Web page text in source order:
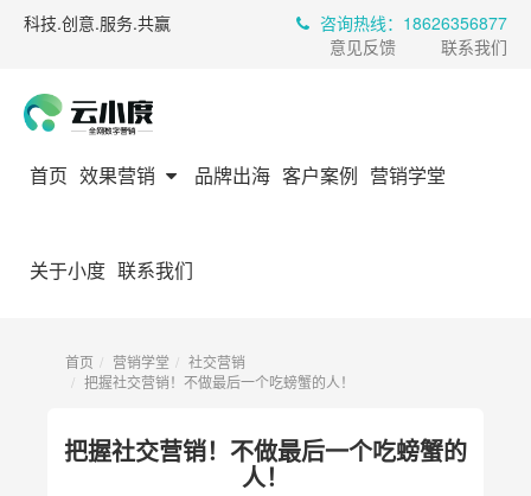
咨询热线：18626356877
科技.创意.服务.共赢
意见反馈
联系我们
首页 效果营销 品牌出海 客户案例 营销学堂
关于小度 联系我们
首页 营销学堂
社交营销
把握社交营销！不做最后一个吃螃蟹的人！
把握社交营销！不做最后一个吃螃蟹的
人！